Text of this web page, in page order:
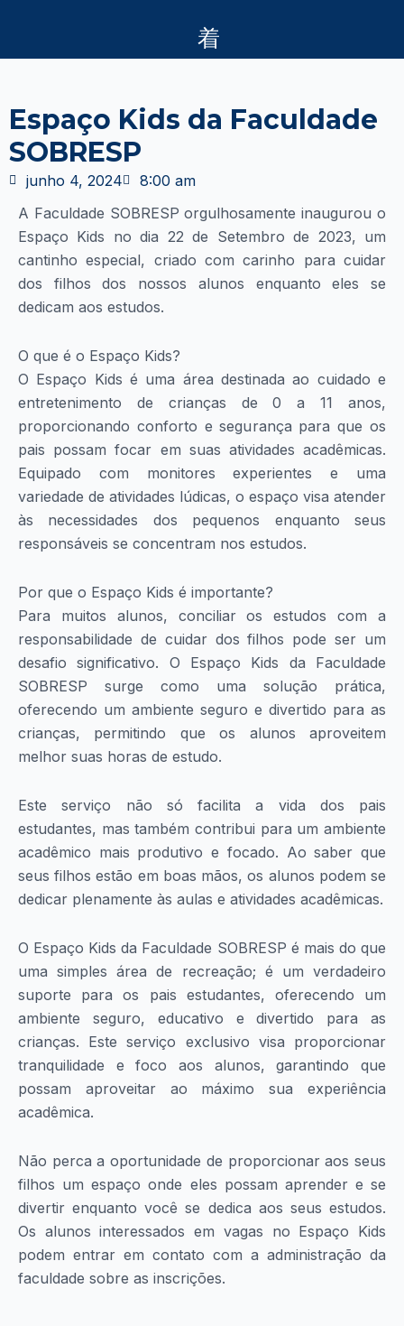
o
Espaço Kids da Faculdade
SOBRESP
junho 4, 2024
8:00 am
A Faculdade SOBRESP orgulhosamente inaugurou o
Espaço Kids no dia 22 de Setembro de 2023, um
cantinho especial, criado com carinho para cuidar
dos filhos dos nossos alunos enquanto eles se
dedicam aos estudos.
O que é o Espaço Kids?
O Espaço Kids é uma área destinada ao cuidado e
entretenimento de crianças de 0 a 11 anos,
proporcionando conforto e segurança para que os
pais possam focar em suas atividades acadêmicas.
Equipado com monitores experientes e uma
variedade de atividades lúdicas, o espaço visa atender
às necessidades dos pequenos enquanto seus
responsáveis se concentram nos estudos.
Por que o Espaço Kids é importante?
Para muitos alunos, conciliar os estudos com a
responsabilidade de cuidar dos filhos pode ser um
desafio significativo. O Espaço Kids da Faculdade
SOBRESP surge como uma solução prática,
oferecendo um ambiente seguro e divertido para as
crianças, permitindo que os alunos aproveitem
melhor suas horas de estudo.
Este serviço não só facilita a vida dos pais
estudantes, mas também contribui para um ambiente
acadêmico mais produtivo e focado. Ao saber que
seus filhos estão em boas mãos, os alunos podem se
dedicar plenamente às aulas e atividades acadêmicas.
O Espaço Kids da Faculdade SOBRESP é mais do que
uma simples área de recreação; é um verdadeiro
suporte para os pais estudantes, oferecendo um
ambiente seguro, educativo e divertido para as
crianças. Este serviço exclusivo visa proporcionar
tranquilidade e foco aos alunos, garantindo que
possam aproveitar ao máximo sua experiência
acadêmica.
Não perca a oportunidade de proporcionar aos seus
filhos um espaço onde eles possam aprender e se
divertir enquanto você se dedica aos seus estudos.
Os alunos interessados em vagas no Espaço Kids
podem entrar em contato com a administração da
faculdade sobre as inscrições.